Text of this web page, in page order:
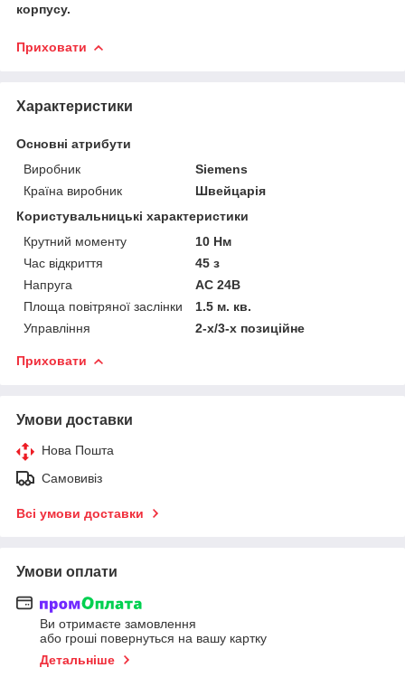
корпусу.
Приховати
Характеристики
Основні атрибути
Виробник
Siemens
Країна виробник
Швейцарія
Користувальницькі характеристики
Крутний моменту
10 Нм
Час відкриття
45 з
Напруга
АС 24В
Площа повітряної заслінки
1.5 м. кв.
Управління
2-х/3-х позиційне
Приховати
Умови доставки
Нова Пошта
Самовивіз
Всі умови доставки
Умови оплати
Ви отримаєте замовлення
або гроші повернуться на вашу картку
Детальніше